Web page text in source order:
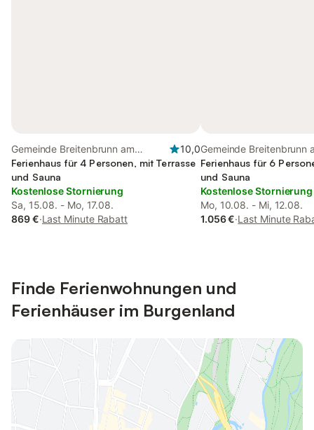
Gemeinde Breitenbrunn am
Neusiedler See, Neusiedler See
10,0
Ferienhaus für 4 Personen, mit Terrasse
und Sauna
Kostenlose Stornierung
Sa, 15.08. - Mo, 17.08.
869 €·Last Minute Rabatt
Gemeinde Breitenbrunn
See, Neusiedler See
Ferienhaus für 6
und Sauna
Kostenlose Stornierung
Mo, 10.08. - Mi, 12.08.
1.056 €·Last Minute
Finde Ferienwohnungen und
Ferienhäuser im Burgenland